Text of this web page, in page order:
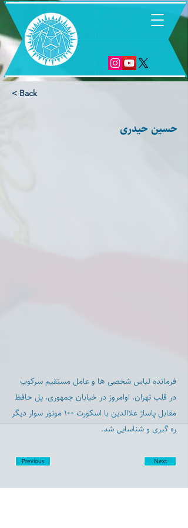
< Back
حسین حیدری
فرمانده لباس شخصی ها و عامل مستقیم سرکوب
در قلب تهران، او‌امروز در خیابان جمهوری، پل حافظ
مقابل پاساژ علاالدین با اسکورت ۱۰۰ موتور سوار دیگر
ره گیری و شناسایی شد.
Previous Next